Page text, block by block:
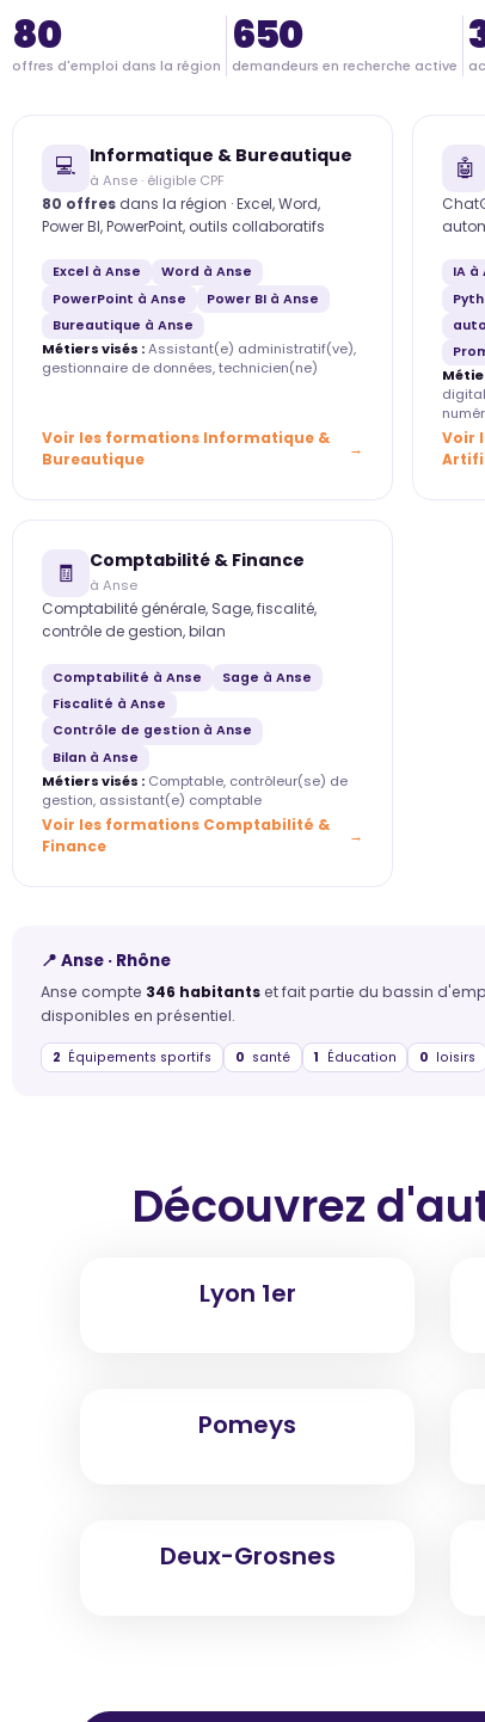
80
offres d'emploi dans la région
650
demandeurs en recherche active
💻 Informatique & Bureautique
à Anse · éligible CPF
80 offres dans la région · Excel, Word,
Power BI, PowerPoint, outils collaboratifs
Excel à Anse
Word à Anse
PowerPoint à Anse
Power BI à Anse
Bureautique à Anse
Métiers visés :Assistant(e) administratif(ve),
gestionnaire de données, technicien(ne)
Voir les formations Informatique &
Bureautique
🤖
IA à
Voir
🧾 Comptabilité & Finance
à Anse
Comptabilité générale, Sage, fiscalité,
contrôle de gestion, bilan
Comptabilité à Anse
Sage à Anse
Fiscalité à Anse
Contrôle de gestion à Anse
Bilan à Anse
Métiers visés : Comptable, contrôleur(se) de
gestion, assistant(e) comptable
Voir les formations Comptabilité &
Finance
📍 Anse · Rhône
Anse compte 346 habitantset fait partie du bassin
disponibles en présentiel.
2 Équipements sportifs 0 santé 1 Éducation 0 loisirs
Découvrez
Lyon 1er
Pomeys
Deux-Grosnes